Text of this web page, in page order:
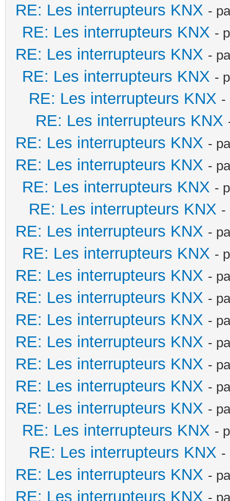
RE: Les interrupteurs KNX -
RE: Les interrupteurs KNX -
RE: Les interrupteurs KNX -
RE: Les interrupteurs KNX -
RE: Les interrupteurs KNX -
RE: Les interrupteurs KNX
RE: Les interrupteurs KNX -
RE: Les interrupteurs KNX -
RE: Les interrupteurs KNX -
RE: Les interrupteurs KNX -
RE: Les interrupteurs KNX -
RE: Les interrupteurs KNX -
RE: Les interrupteurs KNX -
RE: Les interrupteurs KNX -
RE: Les interrupteurs KNX -
RE: Les interrupteurs KNX -
RE: Les interrupteurs KNX -
RE: Les interrupteurs KNX -
RE: Les interrupteurs KNX -
RE: Les interrupteurs KNX -
RE: Les interrupteurs KNX -
RE: Les interrupteurs KNX -
RE: Les interrupteurs KNX -